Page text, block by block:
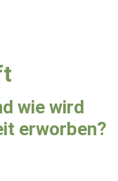
wie wird
erworben?